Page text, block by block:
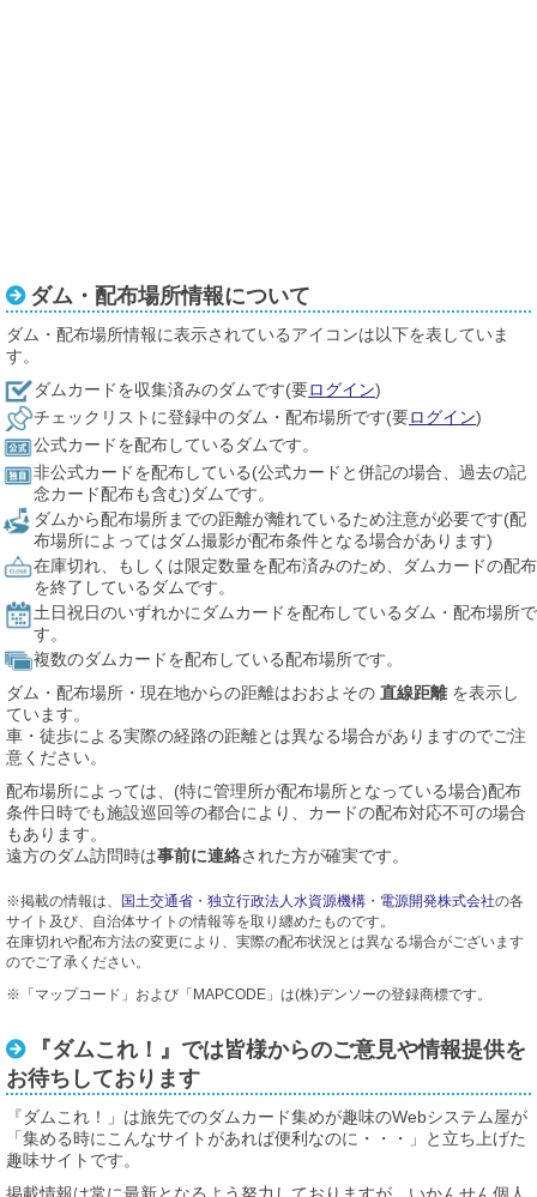
ダム・配布場所情報について
ダム・配布場所情報に表示されているアイコンは以下を表していま
す。
ダムカードを収集済みのダムです(要ログイン)
チェックリストに登録中のダム・配布場所です(要ログイン)
公式カードを配布しているダムです。
非公式カードを配布している(公式カードと併記の場合、過去の記
念カード配布も含む)ダムです。
ダムから配布場所までの距離が離れているため注意が必要です(配
布場所によってはダム撮影が配布条件となる場合があります)
在庫切れ、もしくは限定数量を配布済みのため、ダムカードの配布
を終了しているダムです。
土日祝日のいずれかにダムカードを配布しているダム・配布場所で
す。
複数のダムカードを配布している配布場所です。
ダム・配布場所・現在地からの距離はおおよその 直線距離を表示し
ています。
車・徒歩による実際の経路の距離とは異なる場合がありますのでご注
意ください。
配布場所によっては、(特に管理所が配布場所となっている場合)配布
条件日時でも施設巡回等の都合により、カードの配布対応不可の場合
もあります。
遠方のダム訪問時は事前に連絡された方が確実です。
※掲載の情報は、 国土交通省 ・ 独立行政法人水資源機構 ・ 電源開発株式会社の各
サイト及び、自治体サイトの情報等を取り纏めたものです。
在庫切れや配布方法の変更により、実際の配布状況とは異なる場合がございます
のでご了承ください。
※「マップコード」および「MAPCODE」は(株)デンソーの登録商標です。
『ダムこれ！』では皆様からのご意見や情報提供を
お待ちしております
『ダムこれ！」は旅先でのダムカード集めが趣味のWebシステム屋が
「集める時にこんなサイトがあれば便利なのに・・・」と立ち上げた
趣味サイトです。